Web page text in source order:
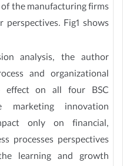
the manufacturing firms
Fig1 shows
analysis, the author
and organizational
effect on all four BSC
marketing innovation
only on financial,
processes perspectives
learning and growth